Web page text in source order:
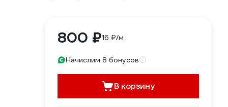
800 ₽16 ₽/м
Начислим 8 бонусов
В корзину